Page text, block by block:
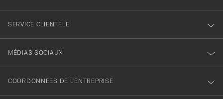
SERVICE CLIENTÈLE
MÉDIAS SOCIAUX
COORDONNÉES DE L'ENTREPRISE